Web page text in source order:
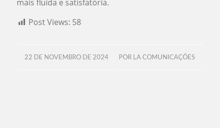
mais fluida e satisfatória.
Post Views: 58
22 DE NOVEMBRO DE 2024
/ POR LA COMUNICAÇÕES